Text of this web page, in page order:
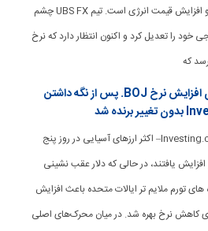
آمریکا قوی و افزایش قیمت انرژی است. تیم UBS FX چشم
خود را تعدیل کرد و اکنون انتظار دارد که نرخ
افزایش ین در شرط های افزایش نرخ BOJ. پس از نگه داشتن
[ad_1] Investing.com– اکثر ارزهای آسیایی در روز پنج
یافتند، در حالی که دلار عقب نشینی
های تورم ملایم تر ایالات متحده باعث افزایش
کاهش نرخ بهره شد. در میان محرک‌های اصلی